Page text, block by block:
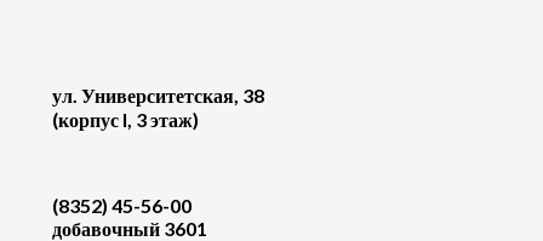
ул. Университетская, 38
(корпус I, 3 этаж)
(8352) 45-56-00
добавочный 3601